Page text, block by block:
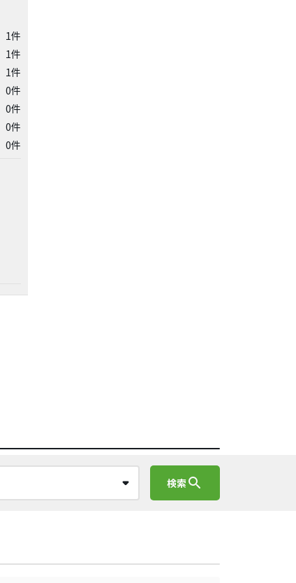
1件
1件
1件
0件
0件
0件
0件
検索search